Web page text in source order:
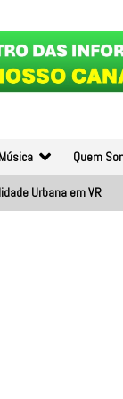
Música Quem
Urbana em VR